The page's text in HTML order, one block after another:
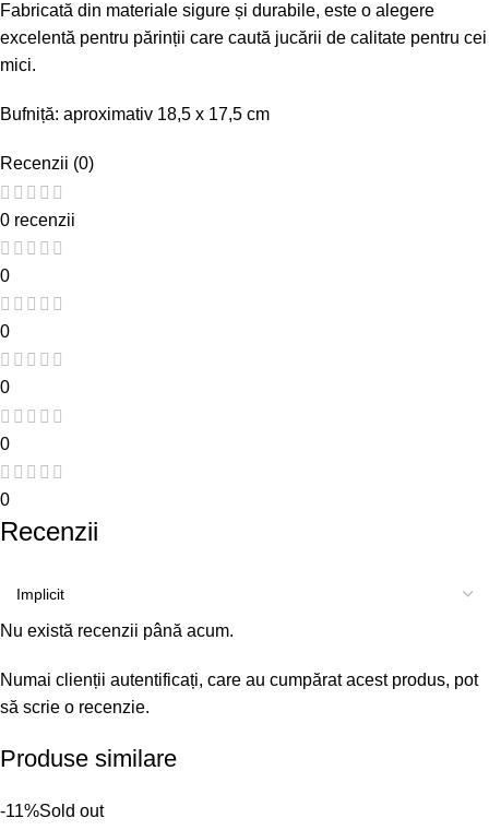
Fabricată din materiale sigure și durabile, este o alegere
excelentă pentru părinții care caută jucării de calitate pentru cei
mici.
Bufniță: aproximativ 18,5 x 17,5 cm
Recenzii (0)
0 recenzii
0
0
0
0
0
Recenzii
Nu există recenzii până acum.
Numai clienții autentificați, care au cumpărat acest produs, pot
să scrie o recenzie.
Produse similare
-11%Sold out